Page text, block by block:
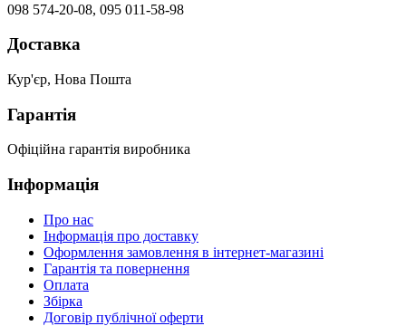
098 574-20-08, 095 011-58-98
Доставка
Кур'єр, Нова Пошта
Гарантія
Офіційна гарантія виробника
Інформація
Про нас
Інформація про доставку
Оформлення замовлення в інтернет-магазині
Гарантія та повернення
Оплата
Збірка
Договір публічної оферти